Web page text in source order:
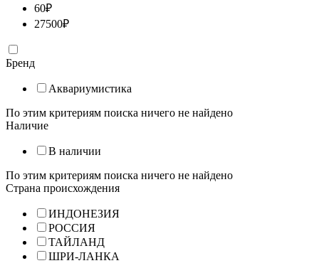
60₽
27500₽
Бренд
Аквариумистика
По этим критериям поиска ничего не найдено
Наличие
В наличии
По этим критериям поиска ничего не найдено
Страна происхождения
ИНДОНЕЗИЯ
РОССИЯ
ТАЙЛАНД
ШРИ-ЛАНКА